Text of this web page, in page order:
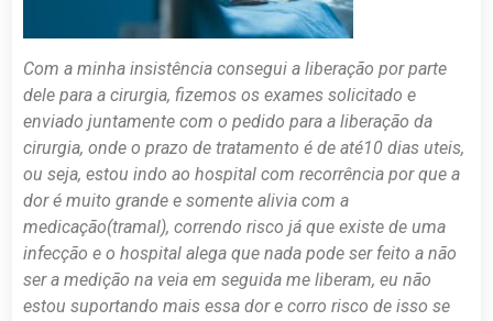
Com a minha insistência consegui a liberação por parte
dele para a cirurgia, fizemos os exames solicitado e
enviado juntamente com o pedido para a liberação da
cirurgia, onde o prazo de tratamento é de até10 dias uteis,
ou seja, estou indo ao hospital com recorrência por que a
dor é muito grande e somente alivia com a
medicação(tramal), correndo risco já que existe de uma
infecção e o hospital alega que nada pode ser feito a não
ser a medição na veia em seguida me liberam, eu não
estou suportando mais essa dor e corro risco de isso se